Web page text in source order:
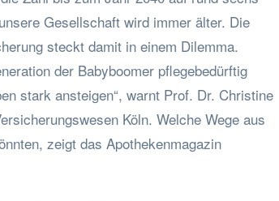
Gesellschaft wird immer älter. Die
steckt damit in einem Dilemma.
der Babyboomer pflegebedürftig
stark ansteigen“, warnt Prof. Dr. Christine
Köln. Welche Wege aus
zeigt das Apothekenmagazin